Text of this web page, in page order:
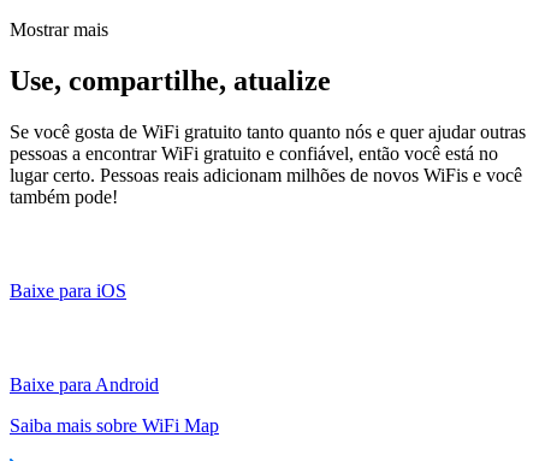
Mostrar mais
Use, compartilhe, atualize
Se você gosta de WiFi gratuito tanto quanto nós e quer ajudar outras
pessoas a encontrar WiFi gratuito e confiável, então você está no
lugar certo. Pessoas reais adicionam milhões de novos WiFis e você
também pode!
Baixe para iOS
Baixe para Android
Saiba mais sobre WiFi Map